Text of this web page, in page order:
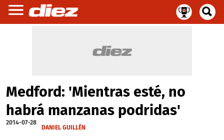
Medford: 'Mientras esté, no
habrá manzanas podridas'
2014-07-28
DANIEL GUILLÉN